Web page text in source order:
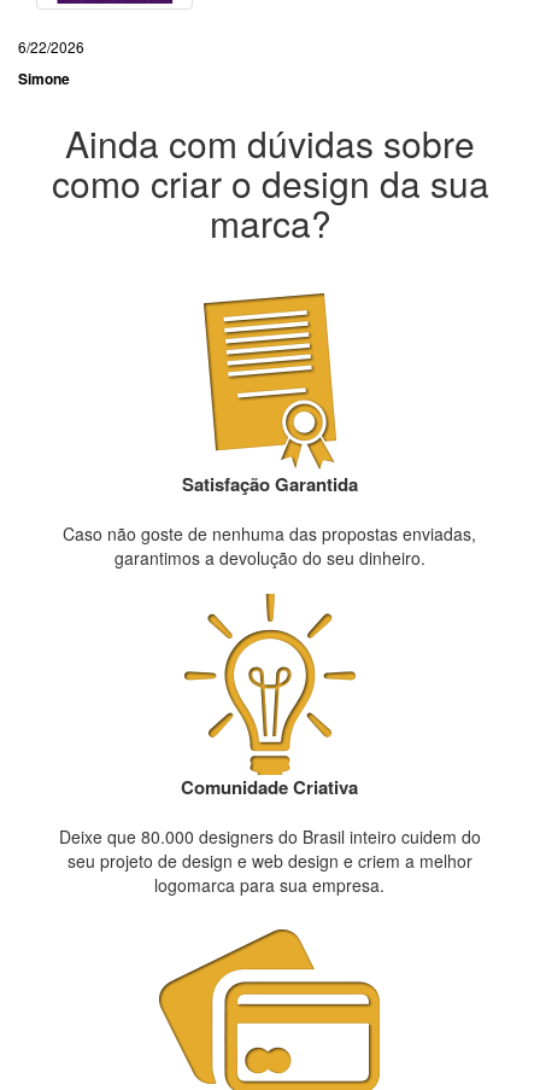
6/22/2026
Simone
Ainda com dúvidas sobre
como criar o design da sua
marca?
Satisfação Garantida
Caso não goste de nenhuma das propostas enviadas,
garantimos a devolução do seu dinheiro.
Comunidade Criativa
Deixe que 80.000 designers do Brasil inteiro cuidem do
seu projeto de design e web design e criem a melhor
logomarca para sua empresa.